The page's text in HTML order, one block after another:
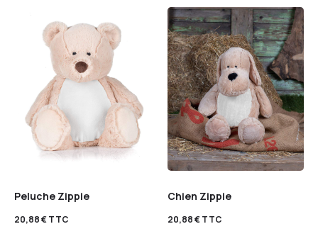
Peluche Zippie
20,88€TTC
Chien Zippie
20,88€TTC